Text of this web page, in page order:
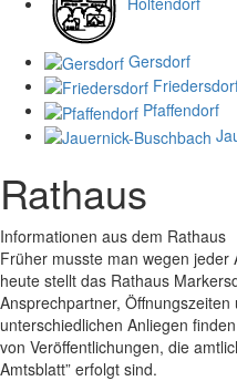
Gersdorf
Pfaffendorf
Rathaus
Informationen aus dem Rathaus
Früher musste man wegen jeder
heute stellt das Rathaus
Ansprechpartner,
unterschiedlichen Anliegen
von Veröffentlichungen, die
Amtsblatt” erfolgt sind.